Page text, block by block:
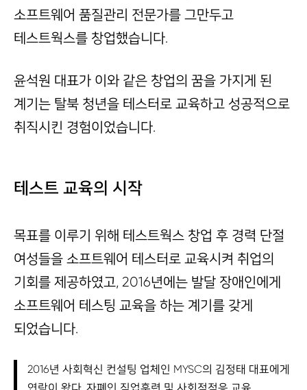
소프트웨어 품질관리 전문가를 그만두고
테스트웍스를 창업했습니다.
윤석원 대표가 이와 같은 창업의 꿈을 가지게 된
계기는 탈북 청년을 테스터로 교육하고 성공적으로
취직시킨 경험이었습니다.
테스트 교육의 시작
목표를 이루기 위해 테스트웍스 창업 후 경력 단절
여성들을 소프트웨어 테스터로 교육시켜 취업의
기회를 제공하였고, 2016년에는 발달 장애인에게
소프트웨어 테스팅 교육을 하는 계기를 갖게
되었습니다.
2016년 사회혁신 컨설팅 업체인 MYSC의 김정태 대표에게